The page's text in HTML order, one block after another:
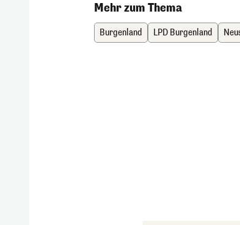
Mehr zum Thema
Burgenland LPD Burgenland